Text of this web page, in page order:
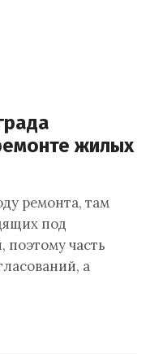
жилых
ремонта, там
под
поэтому часть
а